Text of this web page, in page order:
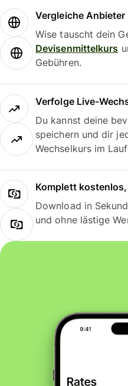
Vergleiche
Wise tauscht dein
Devisenmittelkurs
Gebühren.
Verfolge Live-
Du kannst deine
speichern und dir
Wechselkurs im
Komplett
Download in
und ohne lästige